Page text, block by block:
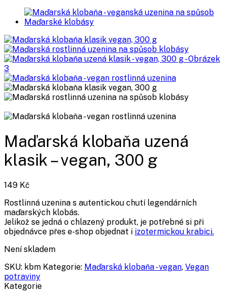
Maďarská klobaňa uzená
klasik – vegan, 300 g
149 Kč
Rostlinná uzenina s autentickou chutí legendárních
maďarských klobás.
Jelikož se jedná o chlazený produkt, je potřebné si při
objednávce přes e-shop objednat i izotermickou krabici.
Není skladem
SKU: kbm Kategorie: Maďarská klobaňa - vegan, Vegan
potraviny
Kategorie